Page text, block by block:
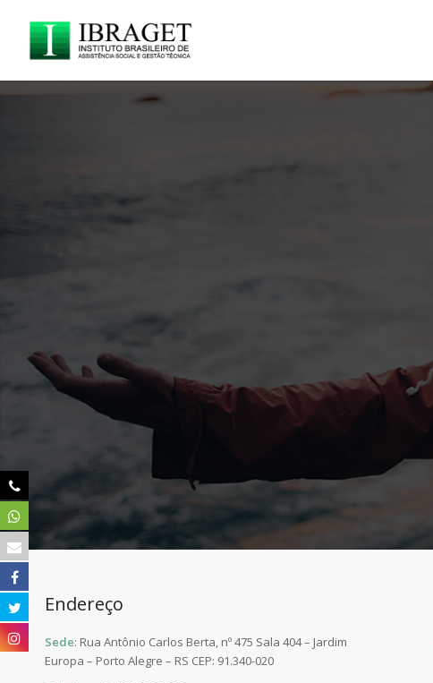
Endereço
Sede: Rua Antônio Carlos Berta, nº 475 Sala 404 – Jardim
Europa – Porto Alegre – RS CEP: 91.340-020